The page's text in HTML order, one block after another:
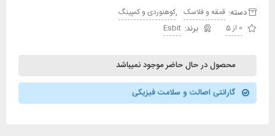
دسته: قمقه و فلاسک
کوهنوردی و کمپینگ
0 از 5
Esbit
محصول در حال حاضر موجود نمیباشد
گارانتی اصالت و سلامت فیزیکی